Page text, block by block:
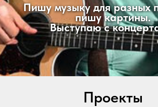
Пишу музыку для разных
пишу картины.
Выступаю с
Проекты